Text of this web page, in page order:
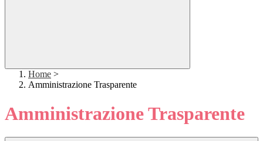
Home >
Amministrazione Trasparente
Amministrazione Trasparente